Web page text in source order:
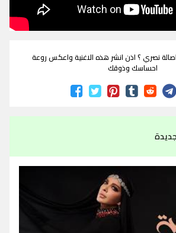
نصري ؟ اذن انشر هذه الاغنية واعكس روعة
احساسك وذوقك